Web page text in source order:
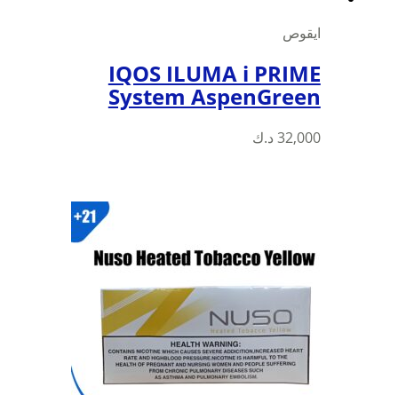
ايقوص
IQOS ILUMA i PRIME
System AspenGreen
32,000 د.ك